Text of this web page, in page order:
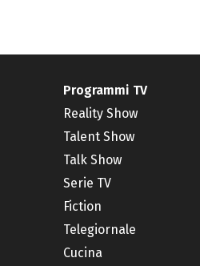
Programmi TV
Reality Show
Talent Show
Talk Show
Serie TV
Fiction
Telegiornale
Cucina